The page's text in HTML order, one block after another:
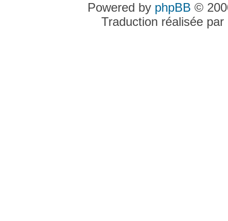
Powered by phpBB ©
Traduction réalisée par